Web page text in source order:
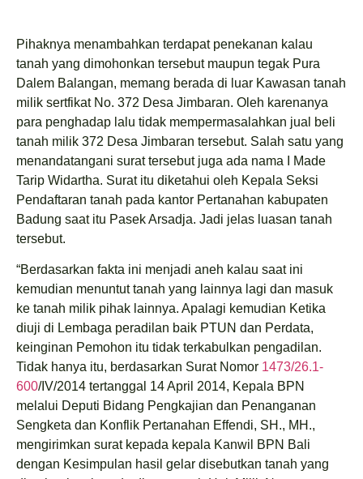
Pihaknya menambahkan terdapat penekanan kalau
tanah yang dimohonkan tersebut maupun tegak Pura
Dalem Balangan, memang berada di luar Kawasan tanah
milik sertfikat No. 372 Desa Jimbaran. Oleh karenanya
para penghadap lalu tidak mempermasalahkan jual beli
tanah milik 372 Desa Jimbaran tersebut. Salah satu yang
menandatangani surat tersebut juga ada nama I Made
Tarip Widartha. Surat itu diketahui oleh Kepala Seksi
Pendaftaran tanah pada kantor Pertanahan kabupaten
Badung saat itu Pasek Arsadja. Jadi jelas luasan tanah
tersebut.
“Berdasarkan fakta ini menjadi aneh kalau saat ini
kemudian menuntut tanah yang lainnya lagi dan masuk
ke tanah milik pihak lainnya. Apalagi kemudian Ketika
diuji di Lembaga peradilan baik PTUN dan Perdata,
keinginan Pemohon itu tidak terkabulkan pengadilan.
Tidak hanya itu, berdasarkan Surat Nomor 1473/26.1-
600/IV/2014 tertanggal 14 April 2014, Kepala BPN
melalui Deputi Bidang Pengkajian dan Penanganan
Sengketa dan Konflik Pertanahan Effendi, SH., MH.,
mengirimkan surat kepada kepala Kanwil BPN Bali
dengan Kesimpulan hasil gelar disebutkan tanah yang